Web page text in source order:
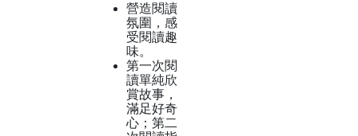
營造閱讀
氛圍，感
受閱讀趣
味。
第一次閱
讀單純欣
賞故事，
滿足好奇
心；第二